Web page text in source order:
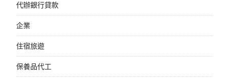
代辦銀行貸款
企業
住宿旅遊
保養品代工